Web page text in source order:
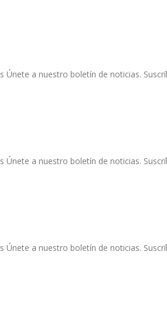
a nuestro boletín de noticias.
a nuestro boletín de noticias.
a nuestro boletín de noticias.